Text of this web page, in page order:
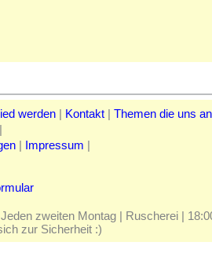
werden | Kontakt | Themen die uns
|
| Impressum |
Jeden zweiten Montag | Ruscherei |
zur Sicherheit :)